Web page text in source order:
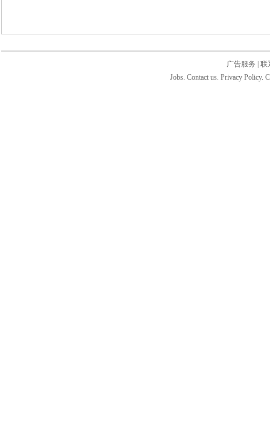
广告服务
联
Jobs. Contact us. Privacy Policy.